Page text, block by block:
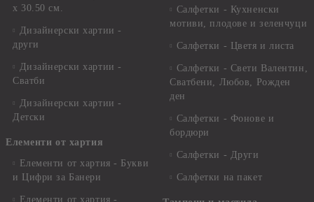
x 30.50 см.
Дизайнерски хартии -
други
Дизайнерски хартии -
Сватби
Дизайнерски хартии -
Детски
Елементи от хартия
Елементи от хартия - Букви
и Цифри за Банери
Елементи от хартия -
Салфетки - Кухненски
мотиви, плодове и зеленчуци
Салфетки - Цветя и листа
Салфетки - Свети Валентин,
Сватбени, Любов, Рожден
ден
Салфетки - Фонове и
бордюри
Салфетки - Други
Салфетки на пакет